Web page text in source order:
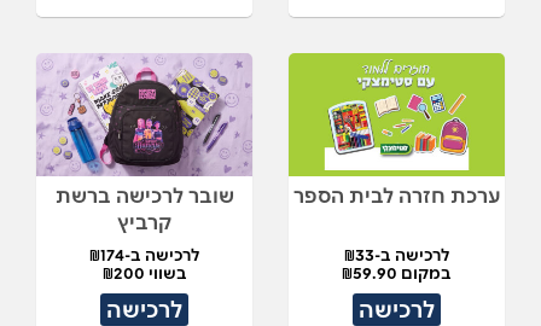
ערכת חזרה לבית הספר
לרכישה ב-₪33
במקום ₪59.90
לרכישה
שובר לרכישה ברשת
קרביץ
לרכישה ב-₪174
בשווי ₪200
לרכישה